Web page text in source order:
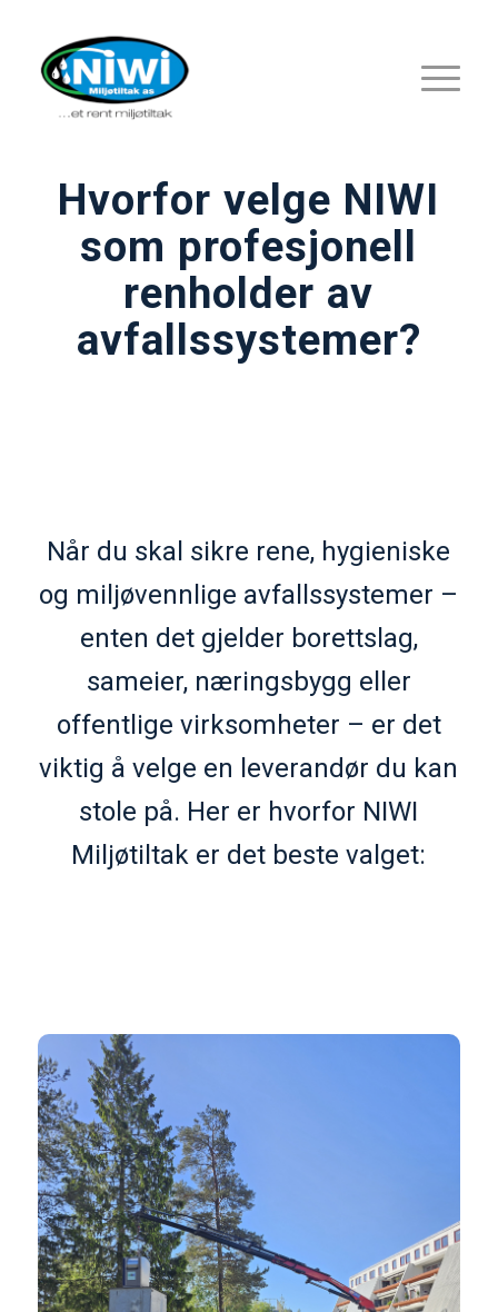
Hvorfor velge NIWI
som profesjonell
renholder av
avfallssystemer?
Når du skal sikre rene, hygieniske
og miljøvennlige avfallssystemer –
enten det gjelder borettslag,
sameier, næringsbygg eller
offentlige virksomheter – er det
viktig å velge en leverandør du kan
stole på. Her er hvorfor NIWI
Miljøtiltak er det beste valget: